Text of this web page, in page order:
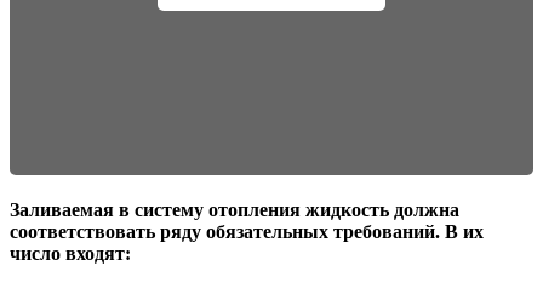
Заливаемая в систему отопления жидкость должна
соответствовать ряду обязательных требований. В их
число входят: